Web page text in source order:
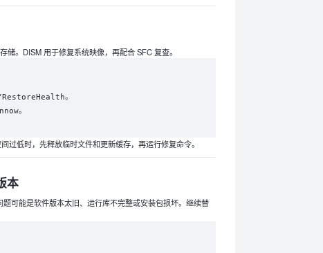
。DISM 用于修复系统映像，再配合 SFC 复查。
。
。
过低时，先释放临时文件和更新缓存，再运行修复命令。
本
可能是软件版本太旧、运行库不完整或安装包损坏。继续替